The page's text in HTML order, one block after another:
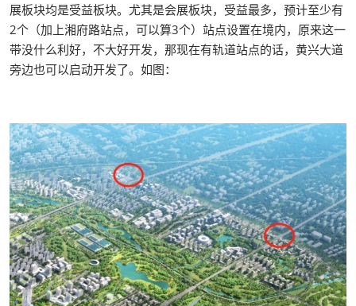
展板块均是受益板块。尤其是会展板块，受益最多，预计至少有
2个（加上湘府路站点，可以算3个）站点设置在境内，原来这一
带没什么利好，不大好开发，那现在有轨道站点的话，黄兴大道
旁边也可以启动开发了。如图：